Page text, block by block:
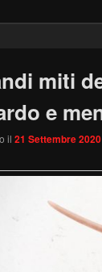
miti
e
il 21 Settembre 2020